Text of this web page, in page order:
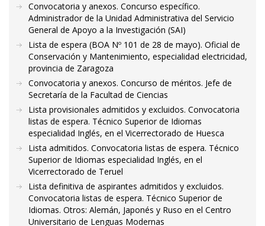
Convocatoria y anexos. Concurso específico.
Administrador de la Unidad Administrativa del Servicio
General de Apoyo a la Investigación (SAI)
Lista de espera (BOA Nº 101 de 28 de mayo). Oficial de
Conservación y Mantenimiento, especialidad electricidad,
provincia de Zaragoza
Convocatoria y anexos. Concurso de méritos. Jefe de
Secretaría de la Facultad de Ciencias
Lista provisionales admitidos y excluidos. Convocatoria
listas de espera. Técnico Superior de Idiomas
especialidad Inglés, en el Vicerrectorado de Huesca
Lista admitidos. Convocatoria listas de espera. Técnico
Superior de Idiomas especialidad Inglés, en el
Vicerrectorado de Teruel
Lista definitiva de aspirantes admitidos y excluidos.
Convocatoria listas de espera. Técnico Superior de
Idiomas. Otros: Alemán, Japonés y Ruso en el Centro
Universitario de Lenguas Modernas